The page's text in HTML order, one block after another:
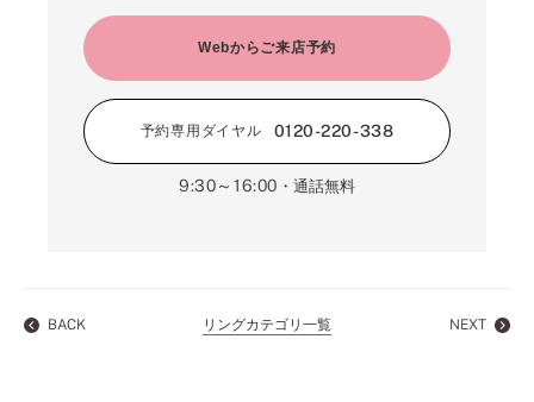
Webからご来店予約
予約専用ダイヤル 0120-220-338
9:30～16:00 ・通話無料
BACK リングカテゴリ一覧 NEXT